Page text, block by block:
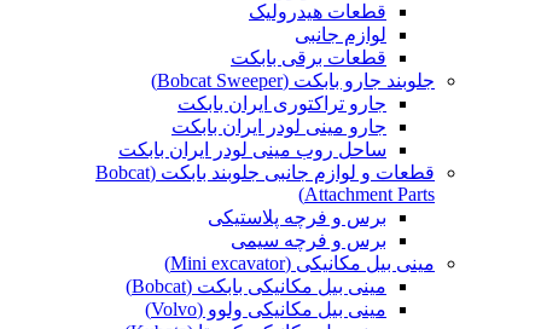
قطعات هیدرولیک
لوازم جانبی
قطعات برقی بابکت
جلوبند جارو بابکت (Bobcat Sweeper)
جارو تراکتوری ایران بابکت
جارو مینی لودر ایران بابکت
ساحل روب مینی لودر ایران بابکت
قطعات و لوازم جانبی جلوبند بابکت (Bobcat
Attachment Parts)
برس و فرچه پلاستیکی
برس و فرچه سیمی
مینی بیل مکانیکی (Mini excavator)
مینی بیل مکانیکی بابکت (Bobcat)
مینی بیل مکانیکی ولوو (Volvo)